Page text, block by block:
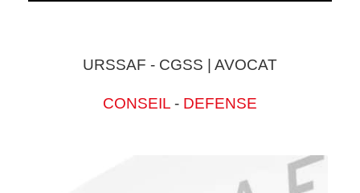
URSSAF - CGSS | AVOCAT
CONSEIL - DEFENSE